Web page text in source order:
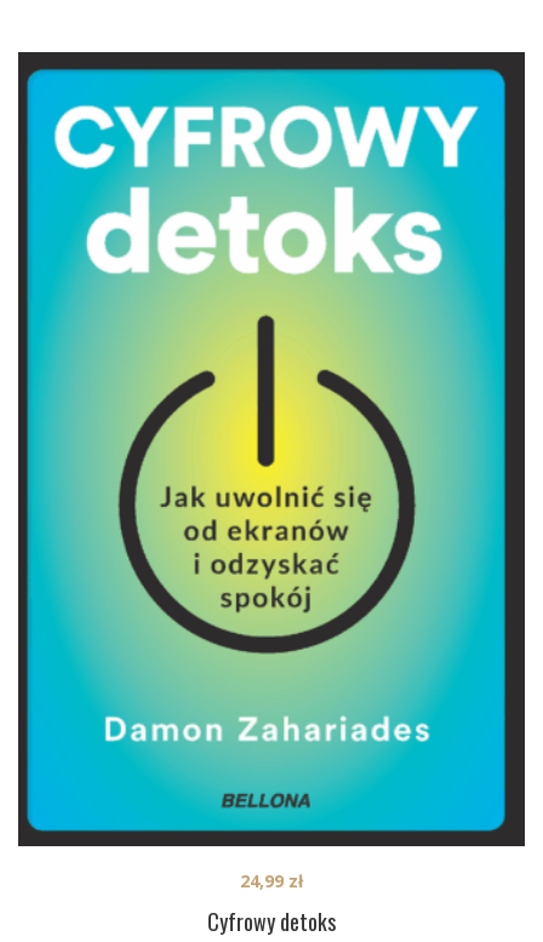
Cyfrowy detoks
24,99 zł